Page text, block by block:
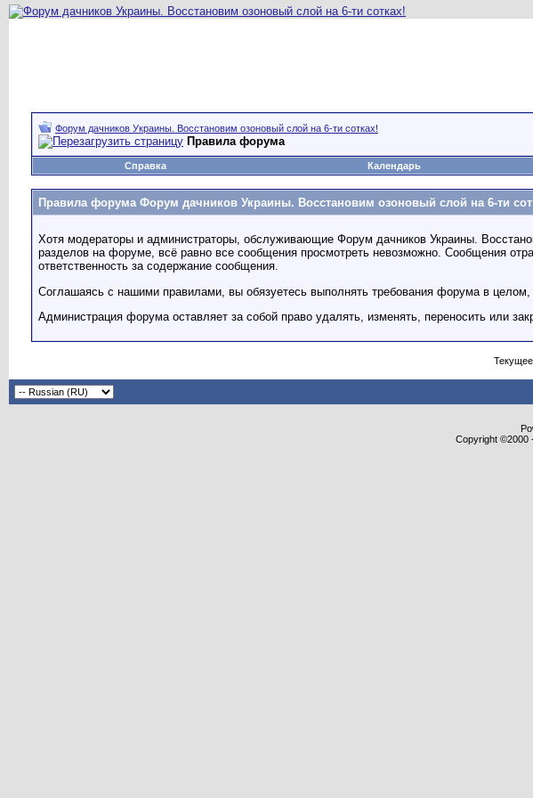
Форум дачников Украины. Восстановим озоновый слой на 6-ти сотках!
Правила форума
Справка
Календарь
Правила форума Форум дачников Украины. Восстановим озоновый слой на 6-ти
Хотя модераторы и администраторы, обслуживающие Форум дачников Украины.
разделов на форуме, всё равно все сообщения просмотреть невозможно. Сообщения
ответственность за содержание сообщения.
Соглашаясь с нашими правилами, вы обязуетесь выполнять требования форума в целом,
Администрация форума оставляет за собой право удалять, изменять, переносить или
Copyright ©2000